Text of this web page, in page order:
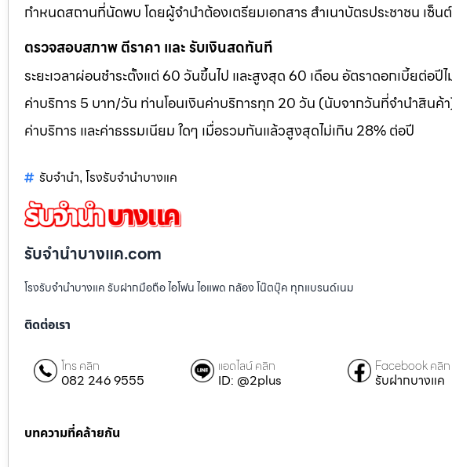
กำหนดสถานที่นัดพบ โดยผู้จำนำต้องเตรียมเอกสาร สำเนาบัตรประชาชน เซ็น
ตรวจสอบสภาพ ตีราคา และ รับเงินสดทันที
ระยะเวลาผ่อนชำระตั้งแต่ 60 วันขึ้นไป และสูงสุด 60 เดือน อัตราดอกเบี้ยต่อ
ค่าบริการ 5 บาท/วัน ท่านโอนเงินค่าบริการทุก 20 วัน (นับจากวันที่จำนำสินค้
ค่าบริการ และค่าธรรมเนียม ใดๆ เมื่อรวมกันแล้วสูงสุดไม่เกิน 28% ต่อปี
รับจำนำ, โรงรับจำนำบางแค
รับจํานําบางแค.com
โรงรับจำนำบางแค รับฝากมือถือ ไอโฟน ไอแพด กล้อง โน๊ตบุ๊ค ทุกแบรนด์เนม
ติดต่อเรา
โทร คลิก
082 246 9555
แอดไลน์ คลิก
ID: @2plus
Facebook คลิก
รับฝากบางแค
บทความที่คล้ายกัน